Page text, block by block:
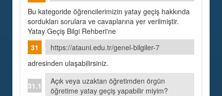
Bu kategoride öğrencilerimizin yatay geçiş hakkında
sordukları sorulara ve cavaplarına yer verilmiştir.
Yatay Geçiş Bilgi Rehberi'ne
https://atauni.edu.tr/genel-bilgiler-7
adresinden ulaşabilirsiniz.
Açık veya uzaktan öğretimden örgün
öğretime yatay geçiş yapabilir miyim?